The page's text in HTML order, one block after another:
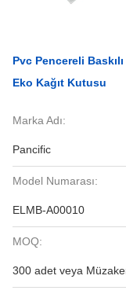
Pvc Pencereli
Eko Kağıt Kutusu
Marka Adı:
Pancific
Model Numarası:
ELMB-A00010
MOQ:
300 adet veya